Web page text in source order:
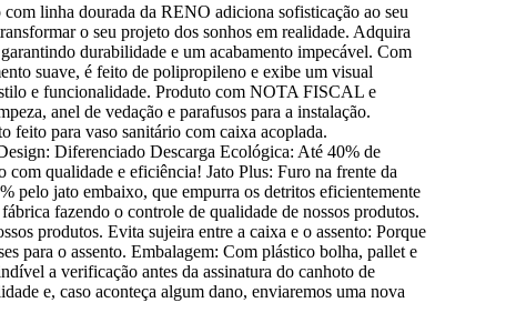
linha dourada da RENO adiciona sofisticação ao seu
o seu projeto dos sonhos em realidade. Adquira
durabilidade e um acabamento impecável. Com
suave, é feito de polipropileno e exibe um visual
e funcionalidade. Produto com NOTA FISCAL e
anel de vedação e parafusos para a instalação.
feito para vaso sanitário com caixa acoplada.
Diferenciado Descarga Ecológica: Até 40% de
qualidade e eficiência! Jato Plus: Furo na frente da
pelo jato embaixo, que empurra os detritos eficientemente
fazendo o controle de qualidade de nossos produtos.
produtos. Evita sujeira entre a caixa e o assento: Porque
para o assento. Embalagem: Com plástico bolha, pallet e
a verificação antes da assinatura do canhoto de
e, caso aconteça algum dano, enviaremos uma nova